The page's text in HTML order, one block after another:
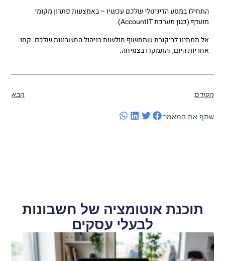
התחילו במסע הדיגיטלי שלכם עכשיו – באמצעות פתרון מקומי
מועדף (כגון מערכת AccountIT).
אל תמתינו לביקורת שתחשוף חולשות בניהול החשבונות שלכם. קחו
אחריות היום, והתמקדו בצמיחה.
הקודם הבא
שתף את המאמר
תוכנת אוטומציה של חשבונות
לבעלי עסקים